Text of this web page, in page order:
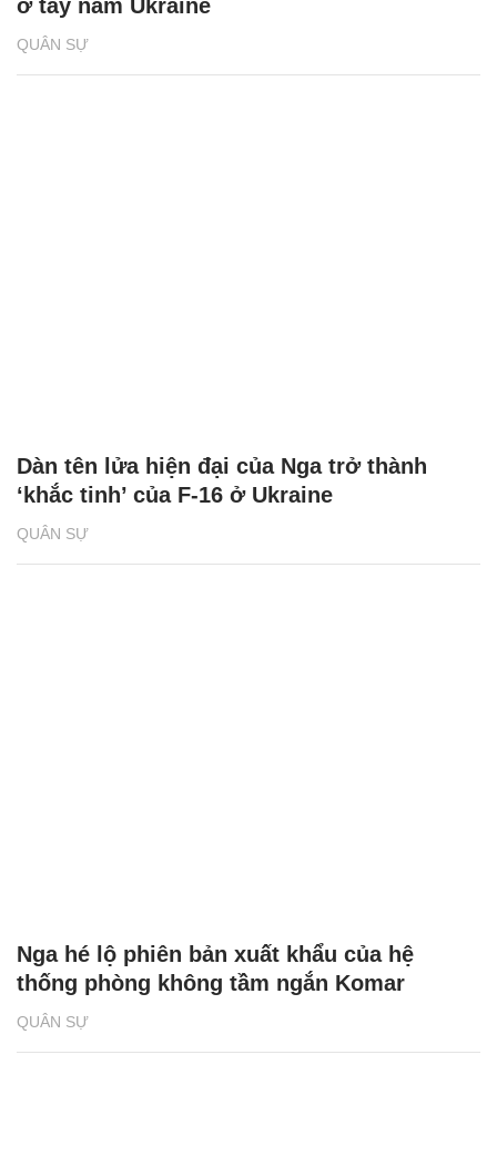
QUÂN SỰ
ở tây nam Ukraine
QUÂN SỰ
Dàn tên lửa hiện đại của Nga trở thành
‘khắc tinh’ của F-16 ở Ukraine
QUÂN SỰ
Nga hé lộ phiên bản xuất khẩu của hệ
thống phòng không tầm ngắn Komar